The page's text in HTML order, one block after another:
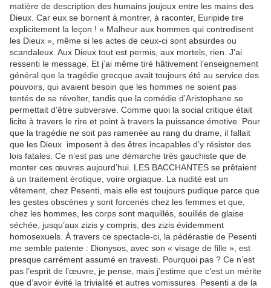
matière de description des humains joujoux entre les mains des
Dieux. Car eux se bornent à montrer, à raconter, Euripide tire
explicitement la leçon ! « Malheur aux hommes qui contredisent
les Dieux », même si les actes de ceux-ci sont absurdes ou
scandaleux. Aux Dieux tout est permis, aux mortels, rien. J’ai
ressenti le message. Et j’ai même tiré hâtivement l’enseignement
général que la tragédie grecque avait toujours été au service des
pouvoirs, qui avaient besoin que les hommes ne soient pas
tentés de se révolter, tandis que la comédie d’Aristophane se
permettait d’être subversive. Comme quoi la social critique était
licite à travers le rire et point à travers la puissance émotive. Pour
que la tragédie ne soit pas ramenée au rang du drame, il fallait
que les Dieux imposent à des êtres incapables d’y résister des
lois fatales. Ce n’est pas une démarche très gauchiste que de
monter ces œuvres aujourd’hui. LES BACCHANTES se prêtaient
à un traitement érotique, voire orgiaque. La nudité est un
vêtement, chez Pesenti, mais elle est toujours pudique parce que
les gestes obscènes y sont forcenés chez les femmes et que,
chez les hommes, les corps sont maquillés, souillés de glaise
séchée, jusqu’aux zizis y compris, des zizis évidemment
homosexuels. À travers ce spectacle-ci, la pédérastie de Pesenti
me semble patente : Dionysos, avec son « visage de fille », est
presque carrément assumé en travesti. Pourquoi pas ? Ce n’est
pas l’esprit de l’œuvre, je pense, mais j’estime que c’est un mérite
que d’avoir évité la trivialité et autres vomissures. Pesenti a de la